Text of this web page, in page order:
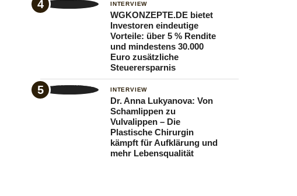
INTERVIEW
WGKONZEPTE.DE bietet
Investoren eindeutige
Vorteile: über 5 % Rendite
und mindestens 30.000
Euro zusätzliche
Steuerersparnis
INTERVIEW
Dr. Anna Lukyanova: Von
Schamlippen zu
Vulvalippen – Die
Plastische Chirurgin
kämpft für Aufklärung und
mehr Lebensqualität